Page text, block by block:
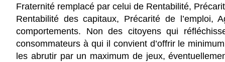
Fraternité remplacé par celui de Rentabilité,
Rentabilité des capitaux, Précarité de l’emploi,
comportements. Non des citoyens qui
consommateurs à qui il convient d’offrir le
les abrutir par un maximum de jeux,